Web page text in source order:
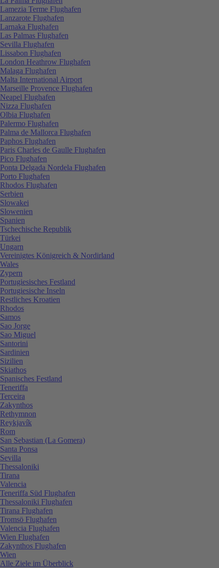
Lamezia Terme Flughafen
Lanzarote Flughafen
Larnaka Flughafen
Las Palmas Flughafen
Sevilla Flughafen
Lissabon Flughafen
London Heathrow Flughafen
Malaga Flughafen
Malta International Airport
Marseille Provence Flughafen
Neapel Flughafen
Nizza Flughafen
Olbia Flughafen
Palermo Flughafen
Palma de Mallorca Flughafen
Paphos Flughafen
Paris Charles de Gaulle Flughafen
Pico Flughafen
Ponta Delgada Nordela Flughafen
Porto Flughafen
Rhodos Flughafen
Serbien
Slowakei
Slowenien
Spanien
Tschechische Republik
Türkei
Ungarn
Vereinigtes Königreich & Nordirland
Wales
Zypern
Portugiesisches Festland
Portugiesische Inseln
Restliches Kroatien
Rhodos
Samos
Sao Jorge
Sao Miguel
Santorini
Sardinien
Sizilien
Skiathos
Spanisches Festland
Teneriffa
Terceira
Zakynthos
Rethymnon
Reykjavík
Rom
San Sebastian (La Gomera)
Santa Ponsa
Sevilla
Thessaloniki
Tirana
Valencia
Teneriffa Süd Flughafen
Thessaloniki Flughafen
Tirana Flughafen
Tromsö Flughafen
Valencia Flughafen
Wien Flughafen
Zakynthos Flughafen
Wien
Alle Ziele im Überblick